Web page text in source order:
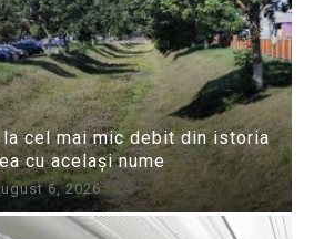
la cel mai mic debit din istoria
cu același nume
6, 2026